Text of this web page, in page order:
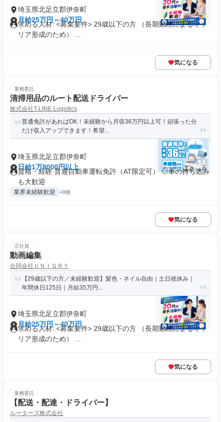
埼玉県北足立郡伊奈町
月給25万円～40万円
求める人材: <募集要件> 29歳以下の方 （長期勤続によるキャ
リア形成のため） ...
気になる
業務委託
清掃用品のルート配送ドライバー
株式会社T-LINE Logistics
普通免許があればOK！未経験から月収36万円以上可！頑張った分
だけ収入アップできます！希望...
埼玉県北足立郡伊奈町
日給1万8000円以上
資格・経験 普通自動車運転免許（AT限定可） ◎車の持ち込み
も大歓迎
業界未経験歓迎 +9個
気になる
正社員
動画編集
合同会社ＵＮＩＧＲＹ
【29歳以下の方／未経験歓迎】髪色・ネイル自由｜土日祝休み｜
年間休日125日｜月給35万円...
埼玉県北足立郡伊奈町
月給25万円～40万円
求める人材: <募集要件> 29歳以下の方 （長期勤続によるキャ
リア形成のため） ...
気になる
業務委託
【配送・配達・ドライバー】
ルーターズ株式会社